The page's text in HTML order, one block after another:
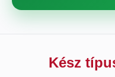
Kész